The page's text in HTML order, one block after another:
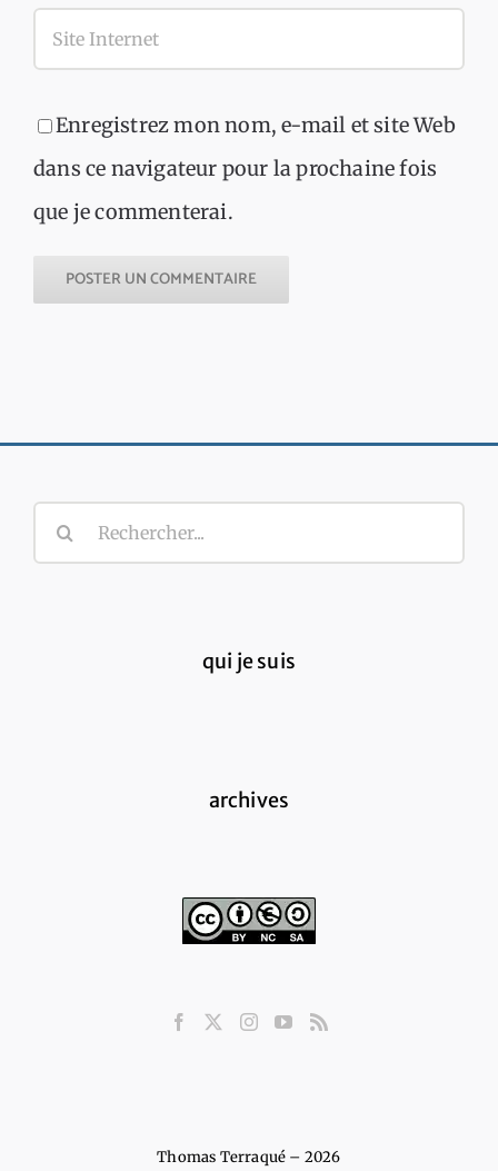
Enregistrez mon nom, e-mail et site Web
dans ce navigateur pour la prochaine fois
que je commenterai.
Rechercher:
qui je suis
archives
Thomas Terraqué – 2026